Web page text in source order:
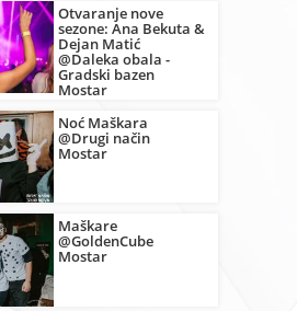
Otvaranje nove
sezone: Ana Bekuta &
Dejan Matić
@Daleka obala -
Gradski bazen
Mostar
Noć Maškara
@Drugi način
Mostar
Maškare
@GoldenCube
Mostar